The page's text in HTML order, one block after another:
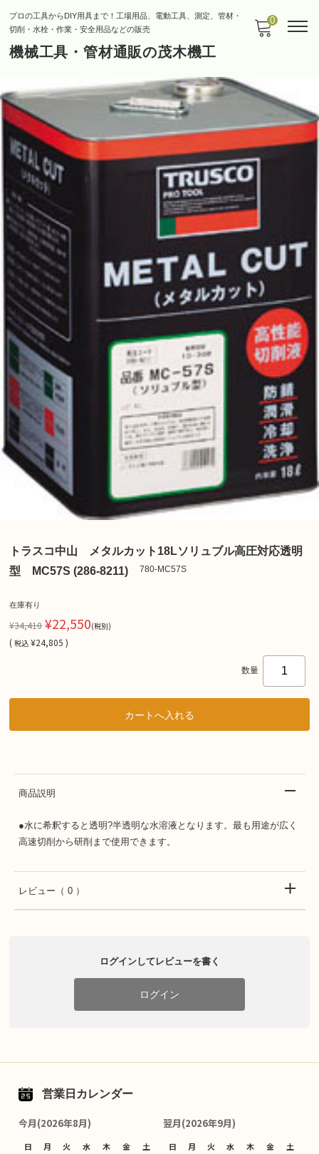
プロの工具からDIY用具まで！工場用品、電動工具、測定、管材・
切削・水栓・作業・安全用品などの販売
機械工具・管材通販の茂木機工
0
トラスコ中山 メタルカット18Lソリュブル高圧対応透明
型 MC57S (286-8211)
780-MC57S
在庫有り
¥34,410 ¥22,550(税別)
( 税込 ¥24,805 )
数量
商品説明
●水に希釈すると透明?半透明な水溶液となります。最も用途が広く
高速切削から研削まで使用できます。
レビュー （ 0 ）
ログインしてレビューを書く
ログイン
営業日カレンダー
今月(2026年8月)
日 月 火 水 木 金 土
翌月(2026年9月)
日 月 火 水 木 金 土